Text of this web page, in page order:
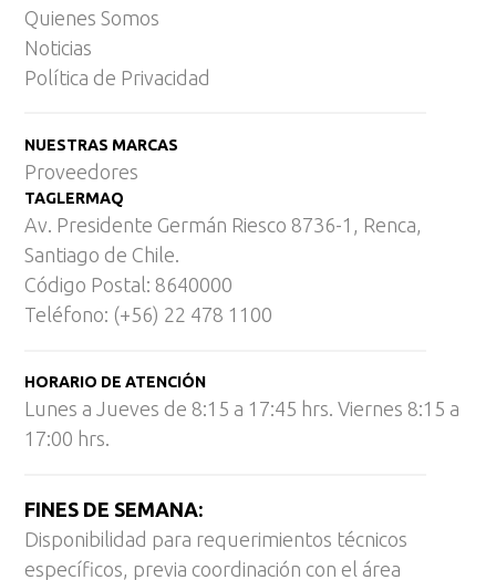
Quienes Somos
Noticias
Política de Privacidad
NUESTRAS MARCAS
Proveedores
TAGLERMAQ
Av. Presidente Germán Riesco 8736-1, Renca,
Santiago de Chile.
Código Postal: 8640000
Teléfono: (+56) 22 478 1100
HORARIO DE ATENCIÓN
Lunes a Jueves de 8:15 a 17:45 hrs. Viernes 8:15 a
17:00 hrs.
FINES DE SEMANA:
Disponibilidad para requerimientos técnicos
específicos, previa coordinación con el área